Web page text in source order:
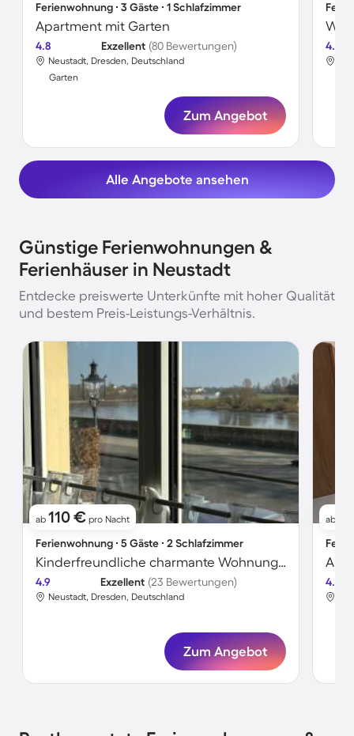
Ferienwohnung ∙ 3 Gäste ∙ 1 Schlafzimmer
Apartment mit Garten
4.8 Exzellent (80 Bewertungen)
Neustadt, Dresden, Deutschland
Garten
Zum Angebot
4.5
Alle Angebote ansehen
Günstige Ferienwohnungen &
Ferienhäuser in Neustadt
Entdecke preiswerte Unterkünfte mit hoher Qualität
und bestem Preis-Leistungs-Verhältnis.
ab 110 € pro Nacht
Ferienwohnung ∙ 5 Gäste ∙ 2 Schlafzimmer
Kinderfreundliche charmante Wohnung mit Garten | Gartenblick | Hunde erlaubt
4.9 Exzellent (23 Bewertungen)
Neustadt, Dresden, Deutschland
Zum Angebot
ab
4.6